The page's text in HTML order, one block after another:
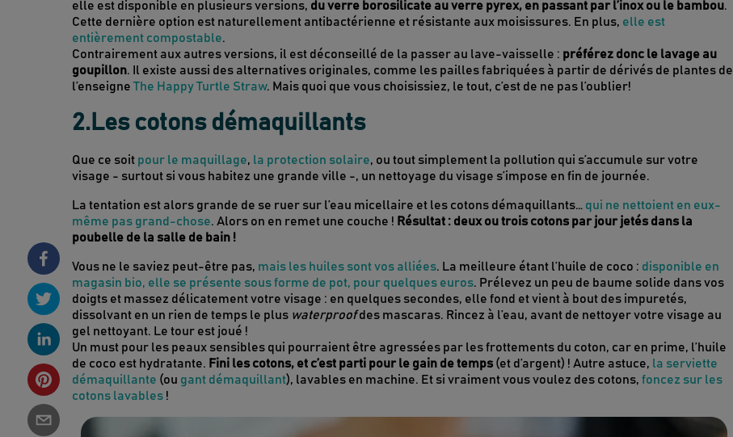
elle est disponible en plusieurs versions, du verre borosilicate au verre pyrex, en passant par l’inox ou le bambou.
Cette dernière option est naturellement antibactérienne et résistante aux moisissures. En plus, elle est
entièrement compostable.
Contrairement aux autres versions, il est déconseillé de la passer au lave-vaisselle : préférez donc le lavage au
goupillon. Il existe aussi des alternatives originales, comme les pailles fabriquées à partir de dérivés de plantes de
l’enseigne The Happy Turtle Straw. Mais quoi que vous choisissiez, le tout, c’est de ne pas l’oublier!
2.Les cotons démaquillants
Que ce soit pour le maquillage, la protection solaire, ou tout simplement la pollution qui s’accumule sur votre
visage - surtout si vous habitez une grande ville -, un nettoyage du visage s’impose en fin de journée.
La tentation est alors grande de se ruer sur l’eau micellaire et les cotons démaquillants… qui ne nettoient en eux-
même pas grand-chose. Alors on en remet une couche ! Résultat : deux ou trois cotons par jour jetés dans la
poubelle de la salle de bain !
Vous ne le saviez peut-être pas, mais les huiles sont vos alliées. La meilleure étant l’huile de coco : disponible en
magasin bio, elle se présente sous forme de pot, pour quelques euros. Prélevez un peu de baume solide dans vos
doigts et massez délicatement votre visage : en quelques secondes, elle fond et vient à bout des impuretés,
dissolvant en un rien de temps le plus waterproofdes mascaras. Rincez à l’eau, avant de nettoyer votre visage au
gel nettoyant. Le tour est joué !
Un must pour les peaux sensibles qui pourraient être agressées par les frottements du coton, car en prime, l’huile
de coco est hydratante. Fini les cotons, et c’est parti pour le gain de temps (et d’argent) ! Autre astuce, la serviette
démaquillante (ou gant démaquillant), lavables en machine. Et si vraiment vous voulez des cotons, foncez sur les
cotons lavables!